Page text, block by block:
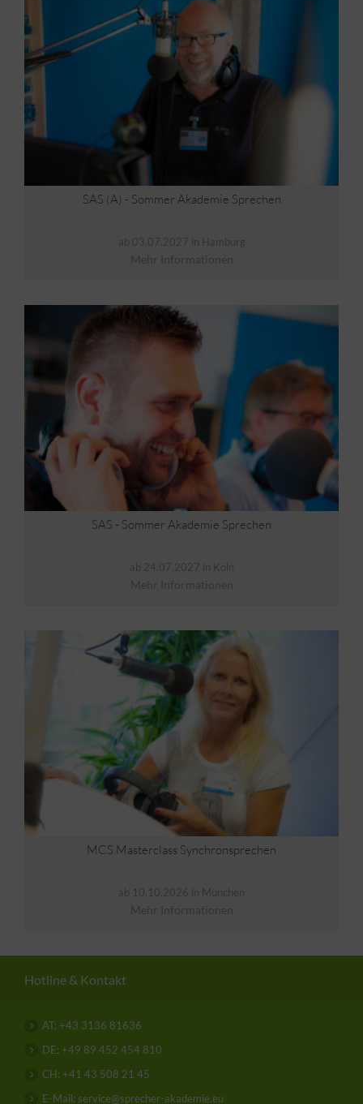
SAS (A) - Sommer Akademie Sprechen
ab 03.07.2027 in Hamburg
Mehr Informationen
SAS - Sommer Akademie Sprechen
ab 24.07.2027 in Köln
Mehr Informationen
MCS Masterclass Synchronsprechen
ab 10.10.2026 in München
Mehr Informationen
Hotline & Kontakt
AT: +43 3136 81636
DE: +49 89 452 454 810
CH: +41 43 508 21 45
E-Mail: service@sprecher-akademie.eu